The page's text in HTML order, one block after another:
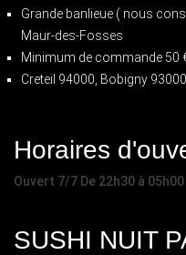
Grande banlieue ( nous
Maur-des-Fosses
Minimum de commande 50
Creteil 94000, Bobigny 93000
Horaires
Ouvert 7/7 De 22h30 à 05h00
SUSHI NUIT